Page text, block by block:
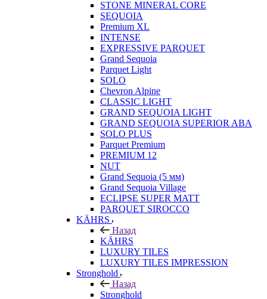
STONE MINERAL CORE
SEQUOIA
Premium XL
INTENSE
EXPRESSIVE PARQUET
Grand Sequoia
Parquet Light
SOLO
Chevron Alpine
CLASSIC LIGHT
GRAND SEQUOIA LIGHT
GRAND SEQUOIA SUPERIOR ABA
SOLO PLUS
Parquet Premium
PREMIUM 12
NUT
Grand Sequoia (5 мм)
Grand Sequoia Village
ECLIPSE SUPER MATT
PARQUET SIROCCO
KÄHRS
Назад
KÄHRS
LUXURY TILES
LUXURY TILES IMPRESSION
Stronghold
Назад
Stronghold